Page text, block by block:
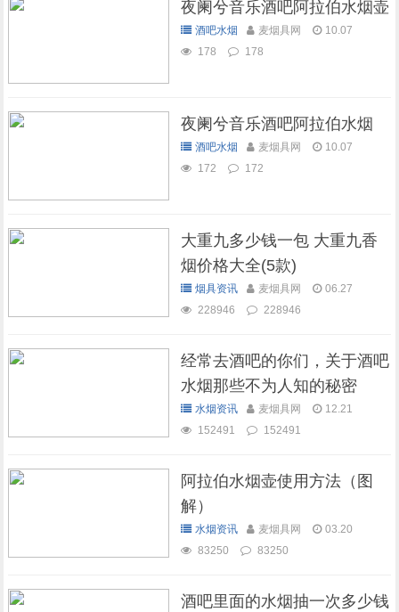
夜阑兮音乐酒吧阿拉伯水烟壶
酒吧水烟 麦烟具网
10.07
178
178
夜阑兮音乐酒吧阿拉伯水烟
酒吧水烟 麦烟具网
10.07
172
172
大重九多少钱一包 大重九香
烟价格大全(5款)
烟具资讯 麦烟具网
06.27
228946
228946
经常去酒吧的你们，关于酒吧
水烟那些不为人知的秘密
水烟资讯 麦烟具网
12.21
152491
152491
阿拉伯水烟壶使用方法（图
解）
水烟资讯 麦烟具网
03.20
83250
83250
酒吧里面的水烟抽一次多少钱